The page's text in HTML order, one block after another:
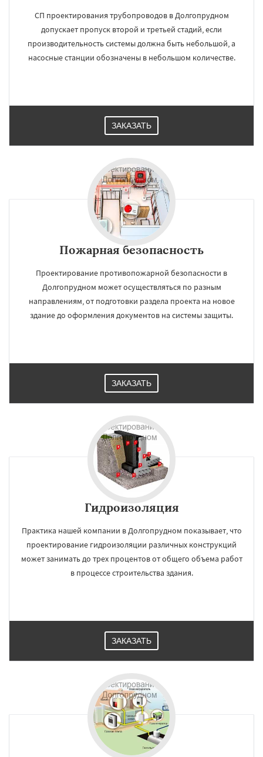
СП проектирования трубопроводов в Долгопрудном
допускает пропуск второй и третьей стадий, если
производительность системы должна быть небольшой, а
насосные станции обозначены в небольшом количестве.
ЗАКАЗАТЬ
Пожарная безопасность
Проектирование противопожарной безопасности в
Долгопрудном может осуществляться по разным
направлениям, от подготовки раздела проекта на новое
здание до оформления документов на системы защиты.
ЗАКАЗАТЬ
Гидроизоляция
Практика нашей компании в Долгопрудном показывает, что
проектирование гидроизоляции различных конструкций
может занимать до трех процентов от общего объема работ
в процессе строительства здания.
ЗАКАЗАТЬ